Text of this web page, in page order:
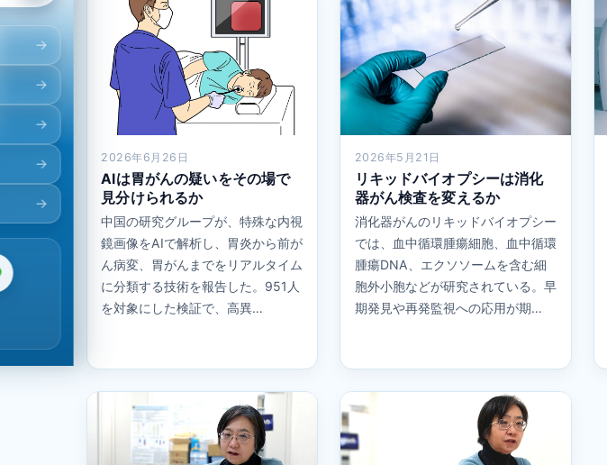
2026年6月26日
AIは胃がんの疑いをその場で
見分けられるか
中国の研究グループが、特殊な内視
鏡画像をAIで解析し、胃炎から前が
ん病変、胃がんまでをリアルタイム
に分類する技術を報告した。951人
を対象にした検証で、高異…
2026年5月21日
リキッドバイオプシーは消化
器がん検査を変えるか
消化器がんのリキッドバイオプシー
では、血中循環腫瘍細胞、血中循環
腫瘍DNA、エクソソームを含む細
胞外小胞などが研究されている。早
期発見や再発監視への応用が期…